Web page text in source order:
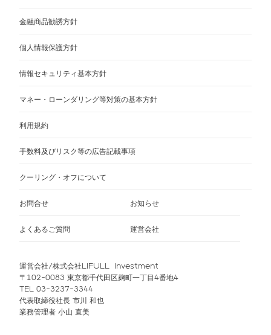
金融商品勧誘方針
個人情報保護方針
情報セキュリティ基本方針
マネー・ローンダリング等対策の基本方針
利用規約
手数料及びリスク等の広告記載事項
クーリング・オフについて
お問合せ お知らせ
よくあるご質問 運営会社
運営会社/株式会社LIFULL Investment
〒102-0083 東京都千代田区麹町一丁目4番地4
TEL 03-3237-3344
代表取締役社長 市川 和也
業務管理者 小山 直美